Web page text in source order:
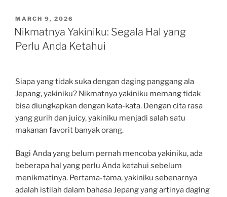
POSTED
ON
MARCH 9, 2026
Nikmatnya Yakiniku: Segala Hal yang
Perlu Anda Ketahui
Siapa yang tidak suka dengan daging panggang ala
Jepang, yakiniku? Nikmatnya yakiniku memang tidak
bisa diungkapkan dengan kata-kata. Dengan cita rasa
yang gurih dan juicy, yakiniku menjadi salah satu
makanan favorit banyak orang.
Bagi Anda yang belum pernah mencoba yakiniku, ada
beberapa hal yang perlu Anda ketahui sebelum
menikmatinya. Pertama-tama, yakiniku sebenarnya
adalah istilah dalam bahasa Jepang yang artinya daging